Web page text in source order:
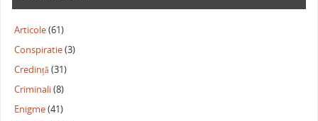
Articole(61)
Conspiratie(3)
Credință(31)
Criminali(8)
Enigme(41)